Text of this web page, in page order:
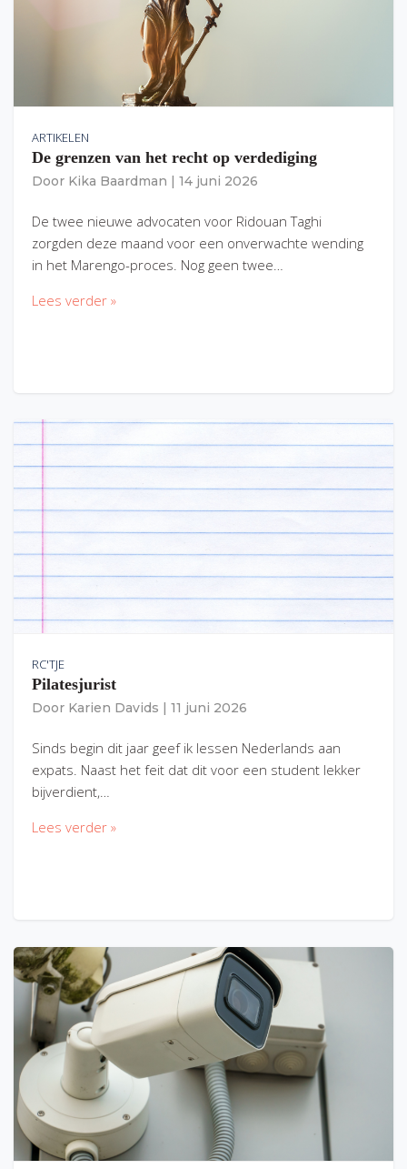
ARTIKELEN
De grenzen van het recht op verdediging
Door Kika Baardman 14 juni 2026
De twee nieuwe advocaten voor Ridouan Taghi
zorgden deze maand voor een onverwachte wending
in het Marengo-proces. Nog geen twee…
Lees verder »
RC'TJE
Pilatesjurist
Door Karien Davids 11 juni 2026
Sinds begin dit jaar geef ik lessen Nederlands aan
expats. Naast het feit dat dit voor een student lekker
bijverdient,…
Lees verder »